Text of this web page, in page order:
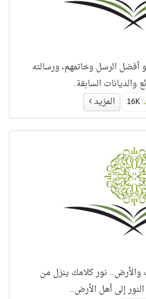
الرسل وخاتمهم، ورسالته
السابقة.
16K المزيد
والأرض.. نور كلامك ينزل من
إلى أهل الأرض..